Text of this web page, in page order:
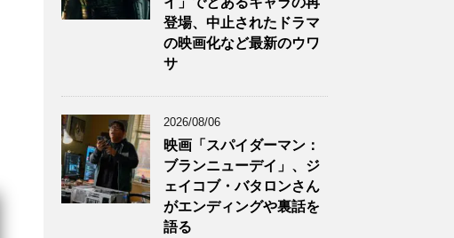
登場、中止されたドラマ
の映画化など最新のウワ
サ
2026/08/06
映画「スパイダーマン：
ブランニューデイ」、ジ
ェイコブ・バタロンさん
がエンディングや裏話を
語る